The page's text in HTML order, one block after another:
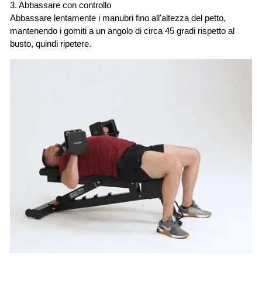
3. Abbassare con controllo
Abbassare lentamente i manubri fino all'altezza del petto,
mantenendo i gomiti a un angolo di circa 45 gradi rispetto al
busto, quindi ripetere.